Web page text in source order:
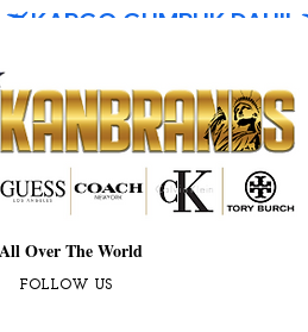
Over The World
FOLLOW US